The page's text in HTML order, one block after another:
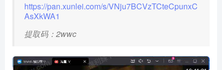
https://pan.xunlei.com/s/VNju7BCVzTCteCpunxC
AsXkWA1
提取码：2wwc